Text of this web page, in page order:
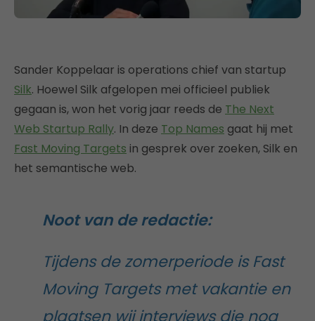
Sander Koppelaar is operations chief van startup
Silk. Hoewel Silk afgelopen mei officieel publiek
gegaan is, won het vorig jaar reeds de The Next
Web Startup Rally. In deze Top Names gaat hij met
Fast Moving Targets in gesprek over zoeken, Silk en
het semantische web.
Noot van de redactie:
Tijdens de zomerperiode is Fast
Moving Targets met vakantie en
plaatsen wij interviews die nog